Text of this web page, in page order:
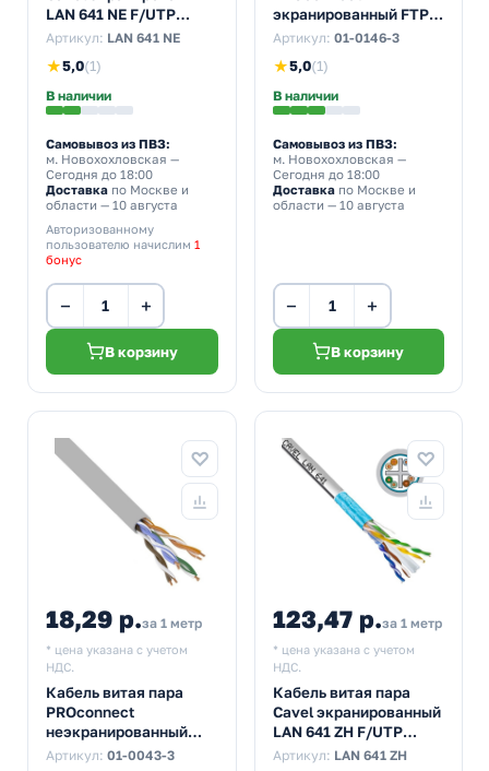
LAN 641 NE F/UTP
4х2хAWG23 cat 6 PVC
интернета)
Артикул: LAN 641 NE
★5,0(1)
В наличии
Самовывоз из ПВЗ:
м. Новохохловская —
Сегодня до 18:00
Доставка по Москве и
области — 10 августа
Авторизованному
пользователю начислим 1
бонус
− +
В корзину
экранированный FTP
4PR 24AWG cat 5e CCA
[305м] (провод для
интернета)
Артикул: 01-0146-3
★5,0(1)
В наличии
Самовывоз из ПВЗ:
м. Новохохловская —
Сегодня до 18:00
Доставкапо Москве и
области — 10 августа
− +
В корзину
18,29 р.за 1 метр
* цена указана с учетом
НДС.
Кабель витая пара
PROconnect
неэкранированный
UTP 4PR 24AWG cat 5e
Артикул: 01-0043-3
123,47 р.за 1 метр
* цена указана с учетом
НДС.
Кабель витая пара
Cavel экранированный
LAN 641 ZH F/UTP
4х2хAWG23 cat 6 LSZH
Артикул: LAN 641 ZH